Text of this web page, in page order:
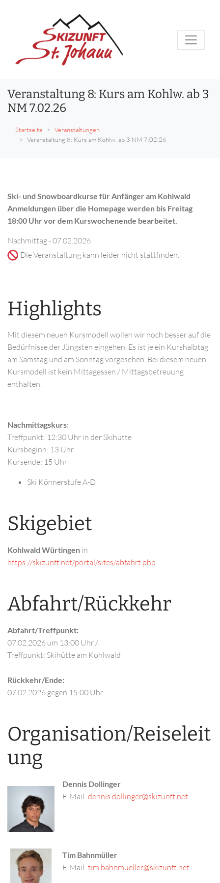
Veranstaltung 8: Kurs am Kohlw. ab 3
NM 7.02.26
Startseite
Veranstaltungen
Veranstaltung 8: Kurs am Kohlw. ab 3 NM 7.02.26
Ski- und Snowboardkurse für Anfänger am Kohlwald
Anmeldungen über die Homepage werden bis Freitag
18:00 Uhr vor dem Kurswochenende bearbeitet.
Nachmittag - 07.02.2026
Die Veranstaltung kann leider nicht stattfinden.
Highlights
Mit diesem neuen Kursmodell wollen wir noch besser auf die
Bedürfnisse der Jüngsten eingehen. Es ist je ein Kurshalbtag
am Samstag und am Sonntag vorgesehen. Bei diesem neuen
Kursmodell ist kein Mittagessen / Mittagsbetreuung
enthalten.
Nachmittagskurs:
Treffpunkt: 12:30 Uhr in der Skihütte
Kursbeginn: 13 Uhr
Kursende: 15 Uhr
Ski Könnerstufe A-D
Skigebiet
Kohlwald Würtingen in
https://skizunft.net/portal/sites/abfahrt.php
Abfahrt/Rückkehr
Abfahrt/Treffpunkt:
07.02.2026 um 13:00 Uhr/
Treffpunkt: Skihütte am Kohlwald
Rückkehr/Ende:
07.02.2026 gegen 15:00 Uhr
Organisation/Reiseleit
ung
Dennis Dollinger
E-Mail:
Tim Bahnmüller
E-Mail: